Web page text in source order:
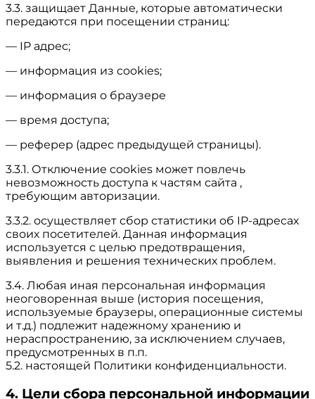
3.3. защищает Данные, которые автоматически
передаются при посещении страниц:
— IP адрес;
— информация из cookies;
— информация о браузере
— время доступа;
— реферер (адрес предыдущей страницы).
3.3.1. Отключение cookies может повлечь
невозможность доступа к частям сайта ,
требующим авторизации.
3.3.2. осуществляет сбор статистики об IP-адресах
своих посетителей. Данная информация
используется с целью предотвращения,
выявления и решения технических проблем.
3.4. Любая иная персональная информация
неоговоренная выше (история посещения,
используемые браузеры, операционные системы
и т.д.) подлежит надежному хранению и
нераспространению, за исключением случаев,
предусмотренных в п.п.
5.2. настоящей Политики конфиденциальности.
4. Цели сбора персональной информации